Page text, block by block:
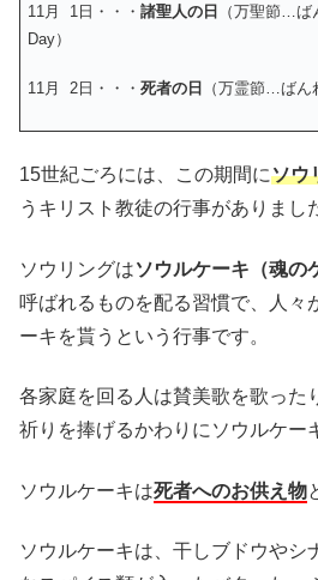
11月 1日・・・諸聖人の日
（万聖節…ば
Day）
11月 2日・・・死者の日 （万霊節…ばん
15世紀ごろには、この期間にソウ
うキリスト教徒の行事がありまし
ソウリングはソウルケーキ（魂の
呼ばれるものを配る習慣で、人々
ーキを貰うという行事です。
各家庭を回る人は賛美歌を歌った
祈りを捧げるかわりにソウルケー
ソウルケーキは死者へのお供え物
ソウルケーキは、干しブドウやシ